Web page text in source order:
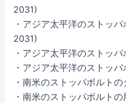
2031)
・アジア太平洋のストッ
2031)
・アジア太平洋のストッ
・アジア太平洋のストッ
・南米のストッパボルト
・南米のストッパボルト